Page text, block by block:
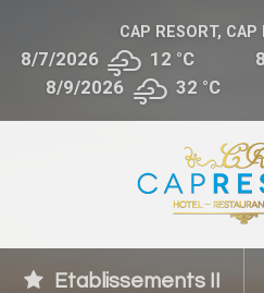
CAP RESORT, CAP
8/7/2026 12 °C
8/9/2026
32 °C
Etablissements II